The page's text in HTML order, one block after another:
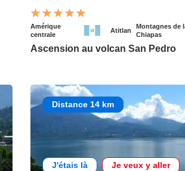
Amérique
centrale
Atitlan
Montagnes de
Chiapas
Ascension au volcan San Pedro
Distance 14 km
J'étais là Je veux y aller